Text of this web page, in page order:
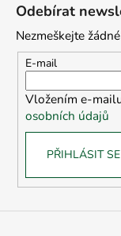
Odebírat
Nezmeškejte
E-mail
Vložením e-
osobních údajů
PŘIHLÁSIT SE